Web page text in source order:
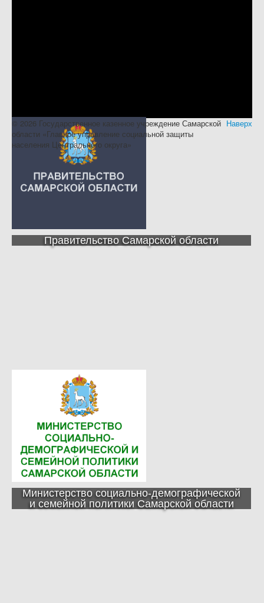
Правительство Самарской области
Министерство социально-демографической
и семейной политики Самарской области
Наверх
© 2026 Государственное казенное учреждение Самарской
области «Главное управление социальной защиты
населения Центрального округа»